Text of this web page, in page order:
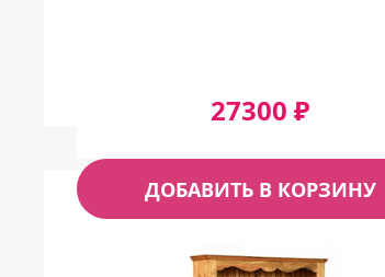
27300 ₽
ДОБАВИТЬ В КОРЗИНУ